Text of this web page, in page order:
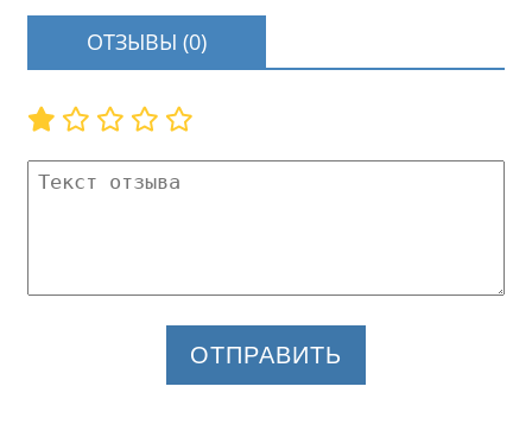
ОТЗЫВЫ (0)
ОТПРАВИТЬ